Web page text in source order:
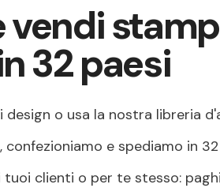
vendi
32 paesi
design o usa la nostra libreria
confezioniamo e spediamo in
tuoi clienti o per te stesso: